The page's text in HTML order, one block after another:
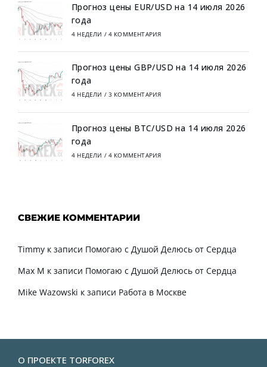
Прогноз цены EUR/USD на 14 июля 2026
года
4 НЕДЕЛИ / 4 КОММЕНТАРИЯ
Прогноз цены GBP/USD на 14 июля 2026
года
4 НЕДЕЛИ / 3 КОММЕНТАРИЯ
Прогноз цены BTC/USD на 14 июля 2026
года
4 НЕДЕЛИ / 4 КОММЕНТАРИЯ
СВЕЖИЕ КОММЕНТАРИИ
Timmy к записи Помогаю с Душой Делюсь от Сердца
Max M к записи Помогаю с Душой Делюсь от Сердца
Mike Wazowski к записи Работа в Москве
О ПРОЕКТЕ TORFOREX